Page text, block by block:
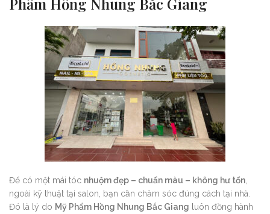
Để có một mái tóc nhuộm đẹp – chuẩn màu – không hư tổn
ngoài kỹ thuật tại salon, bạn cần chăm sóc đúng cách tại nhà.
Đó là lý do Mỹ Phẩm Hồng Nhung Bắc Giang luôn đồng hành